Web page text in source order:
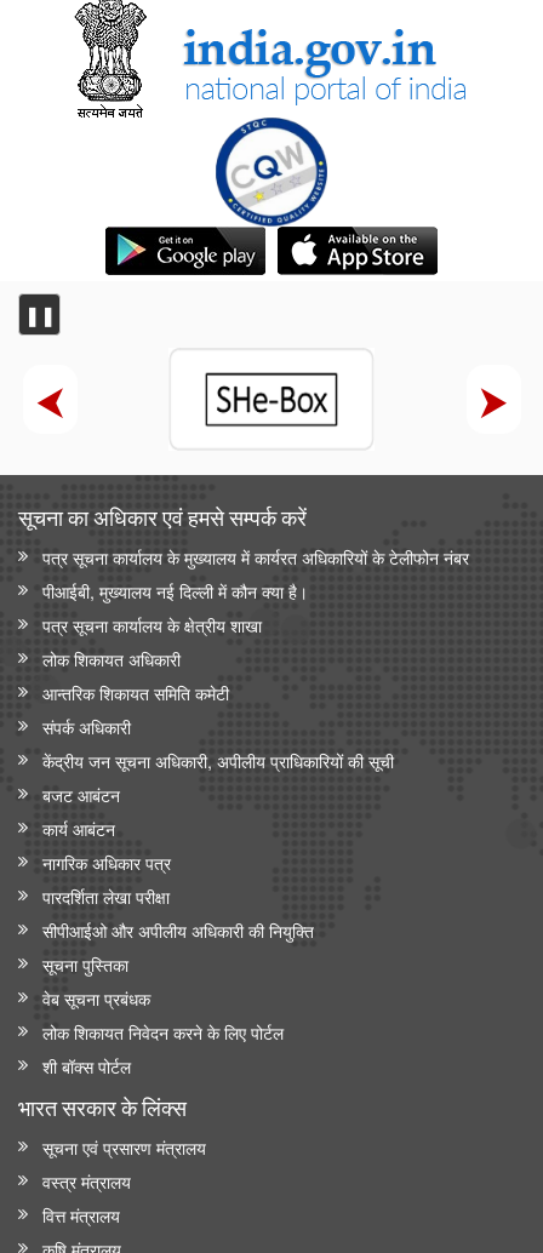
❚❚
सूचना का अधिकार एवं हमसे सम्‍पर्क करें
पत्र सूचना कार्यालय के मुख्यालय में कार्यरत अधिकारियों के टेलीफोन नंबर
पीआईबी, मुख्यालय नई दिल्ली में कौन क्या है।
पत्र सूचना कार्यालय के क्षेत्रीय शाखा
लोक शिकायत अधिकारी
आन्‍तरिक शिकायत समिति कमेटी
संपर्क अधिकारी
केंद्रीय जन सूचना अधिकारी, अपीलीय प्राधिकारियों की सूची
बजट आबंटन
कार्य आबंटन
नागरिक अधिकार पत्र
पारदर्शिता लेखा परीक्षा
सीपीआईओ और अपी‍लीय अधिकारी की नियुक्ति
सूचना पुस्तिका
वेब सूचना प्रबंधक
लोक शिकायत निवेदन करने के लिए पोर्टल
शी बॉक्स पोर्टल
भारत सरकार के लिंक्‍स
सूचना एवं प्रसारण मंत्रालय
वस्त्र मंत्रालय
वित्त मंत्रालय